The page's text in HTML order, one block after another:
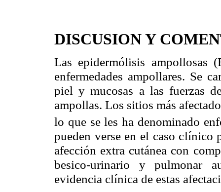
DISCUSION Y
Las epidermólisis ampollosas
enfermedades ampollares. Se
piel y mucosas a las fuerzas
ampollas. Los sitios más
lo que se les ha denominado
pueden verse en el caso clínico
afección extra cutánea con
besico-urinario y pulmonar
evidencia clínica de estas